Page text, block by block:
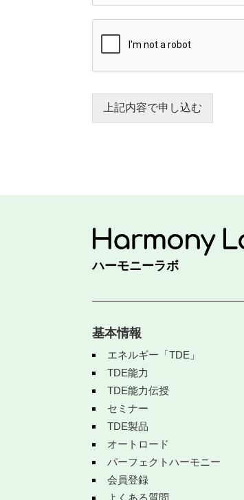
上記内容で申し込む
ハーモニーラボ
基本情報
エネルギー「TDE」
TDE能力
TDE能力伝授
セミナー
TDE製品
オートロード
パーフェクトハーモニー
会員登録
よくある質問